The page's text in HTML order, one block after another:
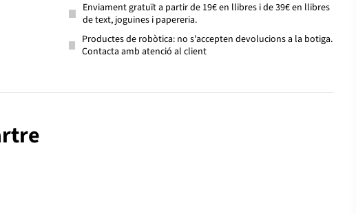
Enviament gratuït a partir de 19€ en llibres i de 39€ en llibres
de text, joguines i papereria.
Productes de robòtica: no s'accepten devolucions a la botiga.
Contacta amb atenció al client